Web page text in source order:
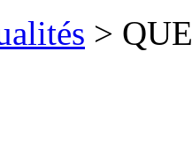
>